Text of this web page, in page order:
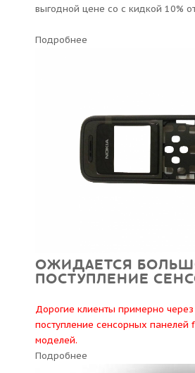
выгодной цене со с кидкой 10%
Подробнее
ОЖИДАЕТСЯ
ПОСТУПЛЕНИЕ
Дорогие клиенты примерно
поступление сенсорных панелей
моделей.
Подробнее